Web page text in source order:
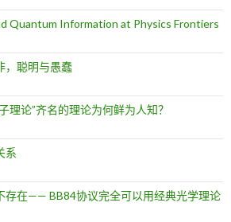
Quantum Information at Physics Frontiers
，聪明与愚蠢
理论”齐名的理论为何鲜为人知？
系
存在—— BB84协议完全可以用经典光学理论